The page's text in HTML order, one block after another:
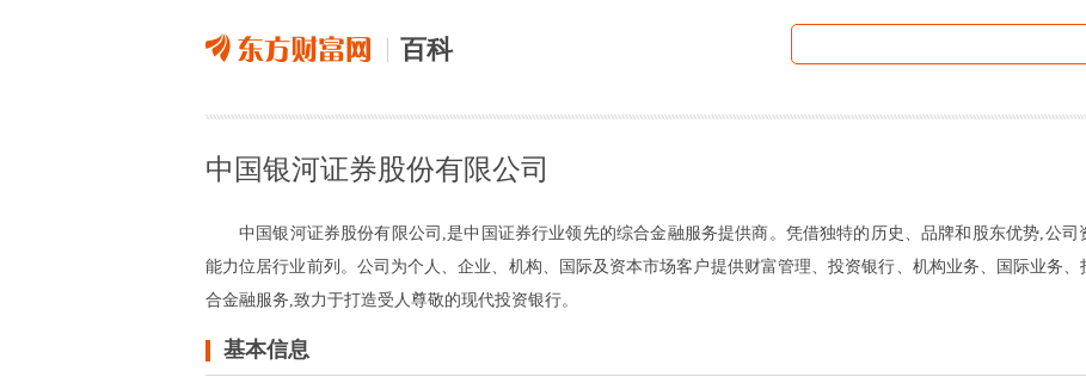
百科
中国银河证券股份有限公司
中国银河证券股份有限公司,是中国证券行业领先的综合金融服务提供商。凭借独特的历史、品牌和股东优势,公
能力位居行业前列。公司为个人、企业、机构、国际及资本市场客户提供财富管理、投资银行、机构业务、国际业务
合金融服务,致力于打造受人尊敬的现代投资银行。
基本信息